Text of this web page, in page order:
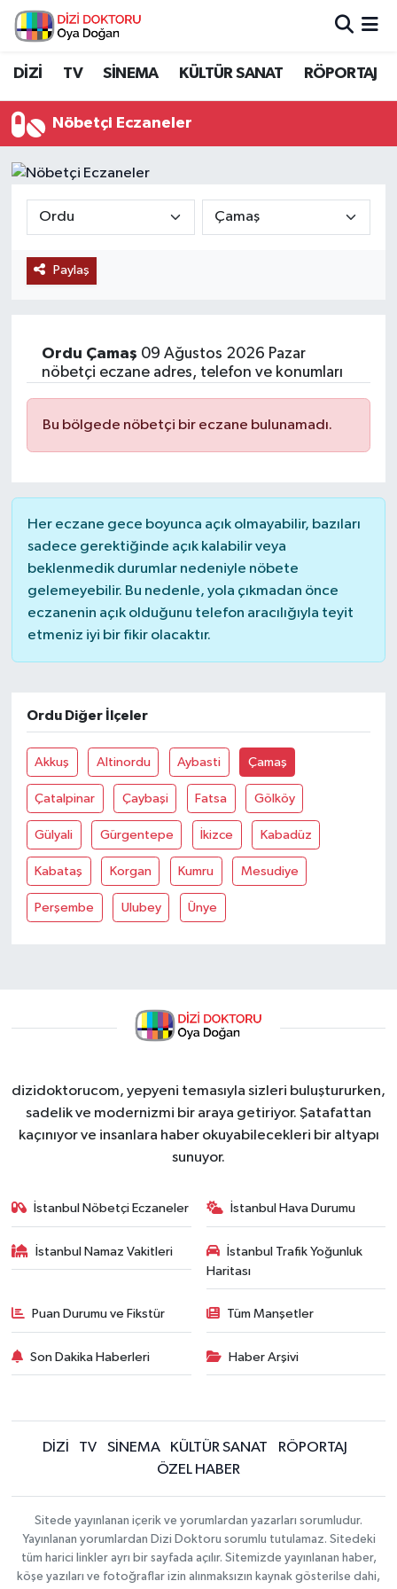
DİZİ TV SİNEMA KÜLTÜR SANAT RÖPORTAJ
Nöbetçi Eczaneler
Paylaş
Ordu Çamaş 09 Ağustos 2026 Pazar
nöbetçi eczane adres, telefon ve konumları
Bu bölgede nöbetçi bir eczane bulunamadı.
Her eczane gece boyunca açık olmayabilir, bazıları
sadece gerektiğinde açık kalabilir veya
beklenmedik durumlar nedeniyle nöbete
gelemeyebilir. Bu nedenle, yola çıkmadan önce
eczanenin açık olduğunu telefon aracılığıyla teyit
etmeniz iyi bir fikir olacaktır.
Ordu Diğer İlçeler
Akkuş Altinordu Aybasti Çamaş
Çatalpinar Çaybaşi Fatsa Gölköy
Gülyali Gürgentepe İkizce Kabadüz
Kabataş Korgan Kumru Mesudiye
Perşembe Ulubey Ünye
dizidoktorucom, yepyeni temasıyla sizleri buluştururken,
sadelik ve modernizmi bir araya getiriyor. Şatafattan
kaçınıyor ve insanlara haber okuyabilecekleri bir altyapı
sunuyor.
İstanbul Nöbetçi Eczaneler İstanbul Hava Durumu
İstanbul Namaz Vakitleri
İstanbul Trafik Yoğunluk
Haritası
Puan Durumu ve Fikstür Tüm Manşetler
Son Dakika Haberleri Haber Arşivi
DİZİ TV SİNEMA KÜLTÜR SANAT
RÖPORTAJ
ÖZEL HABER
Sitede yayınlanan içerik ve yorumlardan yazarları sorumludur.
Yayınlanan yorumlardan Dizi Doktoru sorumlu tutulamaz. Sitedeki
tüm harici linkler ayrı bir sayfada açılır. Sitemizde yayınlanan haber,
köşe yazıları ve fotoğraflar izin alınmaksızın kaynak gösterilse dahi,
İstanbul Nöbetçi Eczaneler
İstanbul Trafik Yoğunluk Haritası
Haber Arşivi